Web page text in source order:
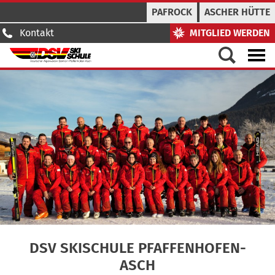
PAFROCK
ASCHER HÜTTE
Kontakt
MITGLIED WERDEN
DSV SKISCHULE PFAFFENHOFEN-
ASCH